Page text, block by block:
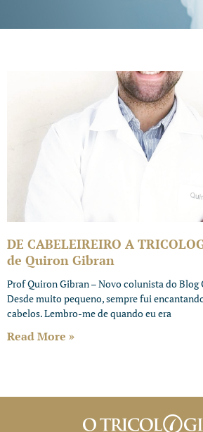
DE CABELEIREIRO A
de Quiron Gibran
Prof Quiron Gibran – Novo colunista do Blog
Desde muito pequeno, sempre fui
cabelos. Lembro-me de quando eu era
Read More »